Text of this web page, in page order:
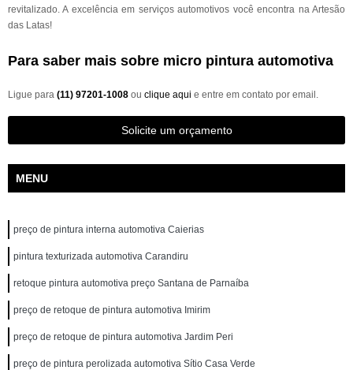
revitalizado. A excelência em serviços automotivos você encontra na Artesão
das Latas!
Para saber mais sobre micro pintura automotiva
Ligue para (11) 97201-1008 ou clique aqui e entre em contato por email.
Solicite um orçamento
MENU
preço de pintura interna automotiva Caierias
pintura texturizada automotiva Carandiru
retoque pintura automotiva preço Santana de Parnaíba
preço de retoque de pintura automotiva Imirim
preço de retoque de pintura automotiva Jardim Peri
preço de pintura perolizada automotiva Sítio Casa Verde